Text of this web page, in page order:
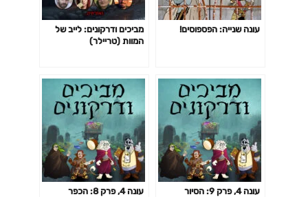
עונה שנייה: הפספוסים!
מביכים ודרקונים: לייב של
המוות (טריילר)
עונה 4, פרק 9: הסיור עונה 4, פרק 8: הכפר